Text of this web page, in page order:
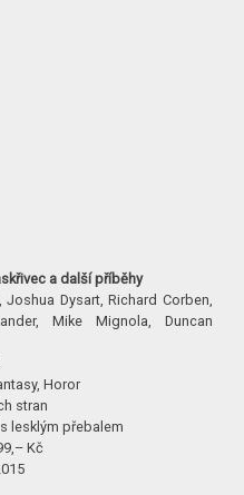
a další příběhy
Dysart, Richard Corben,
Mike Mignola, Duncan
Horor
stran
lesklým přebalem
Kč